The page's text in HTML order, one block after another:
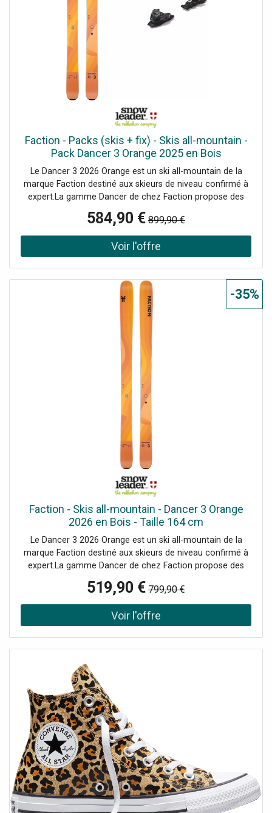
dans sa conception, le Dancer 3 dispose d'un long rocker
en spatule et d'un rocker plus léger en talon afin d'obtenir
un meilleur déjaugeage en neige fraîche et une maniabilité
accrue sur piste pour passer d'une carre à une autre en un
clin d'oeil. La construction sandwich offre des chants
droits sur la majeure partie du ski ce qui procure une
accroche optimale et un comportement vif dans toutes
les situations.Le Dancer 3 est prêt à envoyer sur tous les
terrains, avec une nette préférence pour le hors-piste !
Faction - Packs (skis + fix) - Skis all-mountain -
Pack Dancer 3 Orange 2025 en Bois
Le Dancer 3 2026 Orange est un ski all-mountain de la
marque Faction destiné aux skieurs de niveau confirmé à
expert.La gamme Dancer de chez Faction propose des
skis hautes performances à talon quasiment plat destinés
à une utilisation all-mountain / freeride en fonction du
modèle. Dévaler des couloirs raides à toute vitesse,
traverser la neige trafollée sans se poser de questions, ou
titane, les skis de la gamme Dancer sont ultra-stables à
haute vitesse et absorberont les vibrations provoquées
par des conditions de neige compliquées. Avec un noyau
bois en peuplier, les Dancer offrent une grande légèreté et
un dynamisme hors-norme. Utilisé seul, le peuplier procure
du pop, ce qui permet notamment de bénéficier d'une
bonne accroche de carre sur piste.Résolument freeride
en spatule et d'un rocker plus léger en talon afin d'obtenir
un meilleur déjaugeage en neige fraîche et une maniabilité
accrue sur piste pour passer d'une carre à une autre en un
clin d'oeil. La construction sandwich offre des chants
droits sur la majeure partie du ski ce qui procure une
accroche optimale et un comportement vif dans toutes
les situations.Le Dancer 3 est prêt à envoyer sur tous les
terrains, avec une nette préférence pour le hors-piste !
584,90 € 899,90 €
Faction - Skis all-mountain - Dancer 3 Orange
2026 en Bois - Taille 164 cm
Le Dancer 3 2026 Orange est un ski all-mountain de la
marque Faction destiné aux skieurs de niveau confirmé à
expert.La gamme Dancer de chez Faction propose des
à une utilisation all-mountain / freeride en fonction du
modèle. Dévaler des couloirs raides à toute vitesse,
traverser la neige trafollée sans se poser de questions, ou
encore flotter en poudreuse sera un vrai plaisir avec ces
haute vitesse et absorberont les vibrations provoquées
par des conditions de neige compliquées. Avec un noyau
bois en peuplier, les Dancer offrent une grande légèreté et
un dynamisme hors-norme. Utilisé seul, le peuplier procure
du pop, ce qui permet notamment de bénéficier d'une
bonne accroche de carre sur piste.Résolument freeride
dans sa conception, le Dancer 3 dispose d'un long rocker
en spatule et d'un rocker plus léger en talon afin d'obtenir
un meilleur déjaugeage en neige fraîche et une maniabilité
accrue sur piste pour passer d'une carre à une autre en un
clin d'oeil. La construction sandwich offre des chants
droits sur la majeure partie du ski ce qui procure une
519,90 € 799,90 €
-35%